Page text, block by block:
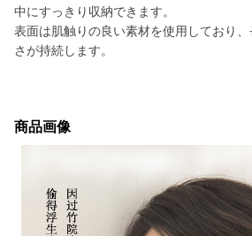
中にすっきり収納できます。
表面は肌触りの良い素材を使用しており
さが持続します。
商品画像